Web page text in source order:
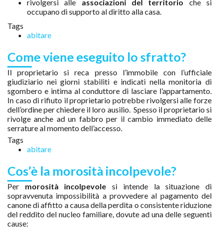
rivolgersi alle associazioni del territorio che si
occupano di supporto al diritto alla casa.
Tags
abitare
Come viene eseguito lo sfratto?
Il proprietario si reca presso l’immobile con l’ufficiale
giudiziario nei giorni stabiliti e indicati nella monitoria di
sgombero e intima al conduttore di lasciare l’appartamento.
In caso di rifiuto il proprietario potrebbe rivolgersi alle forze
dell’ordine per chiedere il loro ausilio. Spesso il proprietario si
rivolge anche ad un fabbro per il cambio immediato delle
serrature al momento dell’accesso.
Tags
abitare
Cos’è la morosità incolpevole?
Per morosità incolpevole si intende la situazione di
sopravvenuta impossibilità a provvedere al pagamento del
canone di affitto a causa della perdita o consistente riduzione
del reddito del nucleo familiare, dovute ad una delle seguenti
cause: